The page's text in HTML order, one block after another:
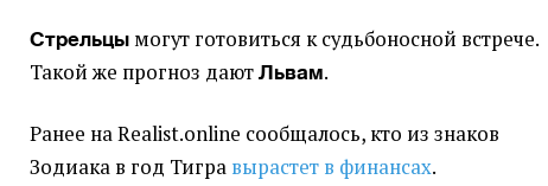
Стрельцы могут готовиться к судьбоносной встрече.
Такой же прогноз даютЛьвам.
Ранее на Realist.online сообщалось, кто из знаков
Зодиака в год Тигра вырастет в финансах.